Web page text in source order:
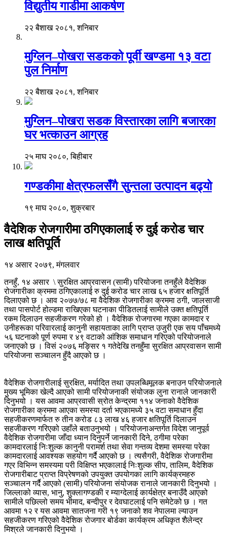
विद्युतीय गाडीमा आकर्षण
२२ बैशाख २०८१, शनिबार
मुग्लिन–पोखरा सडकको पूर्वी खण्डमा १३ वटा
पुल निर्माण
२२ बैशाख २०८१, शनिबार
मुग्लिन–पोखरा सडक विस्तारका लागि बजारका
घर भत्काउन आग्रह
२५ माघ २०८०, बिहीबार
गण्डकीमा क्षेत्रफलसँगै सुन्तला उत्पादन बढ्यो
१९ माघ २०८०, शुक्रबार
वैदेशिक रोजगारीमा ठगिएकालाई रु दुई करोड चार
लाख क्षतिपूर्ति
१४ असार २०७९, मंगलवार
तनहुँ, १४ असार \ सुरक्षित आप्रवासन (सामी) परियोजना तनहुँले वैदेशिक
रोजगारीका क्रममा ठगिएकालाई रु दुई करोड चार लाख ६५ हजार क्षतिपूर्ति
दिलाएको छ । आव २०७७/७८ मा वैदेशिक रोजगारीका क्रममा ठगी, जालसाजी
तथा पासपोर्ट होल्डमा राखिएका घटनाका पीडितलाई सामीले उक्त क्षतिपूर्ति
रकम दिलाउन सहजीकरण गरेको हो । वैदेशिक रोजगारमा गएका कामदार र
उनीहरूका परिवारलाई कानुनी सहायताका लागि प्राप्त उजुरी एक सय पाँचमध्ये
५६ घटनाको पूर्ण रुपमा र ४९ वटाको आंशिक समाधान गरिएको परियोजनाले
जनाएको छ । विसं २०७६ मङ्सिर १ गतेदेखि तनहुँमा सुरक्षित आप्रवासन सामी
परियोजना सञ्चालन हुँदै आएको छ ।
वैदेशिक रोजगारीलाई सुरक्षित, मर्यादित तथा उपलब्धिमूलक बनाउन परियोजनाले
मुख्य भूमिका खेल्दै आएको सामी परियोजनाकी संयोजक लुना रानाले जानकारी
दिनुभयो । यस आवमा आप्रवासी स्रोत केन्द्रमा ११४ जनाको वैदेशिक
रोजगारीका क्रममा आएका समस्या दर्ता भएकामध्ये ३५ वटा समाधान हुँदा
सहजीकरणमार्फत रु तीन करोड ८३ लाख ४६ हजार क्षतिपूर्ति दिलाउन
सहजीकरण गरिएको उहाँले बताउनुभयो । परियोजनाअन्तर्गत विदेश जानुपूर्व
वैदेशिक रोजगारीमा जाँदा ध्यान दिनुपर्ने जानकारी दिने, ठगीमा परेका
कामदारलाई निःशुल्क कानुनी परामर्श तथा सेवा गन्तव्य देशमा समस्या परेका
कामदारलाई आवश्यक सहयोग गर्दै आएको छ । त्यसैगरी, वैदेशिक रोजगारीमा
गएर विभिन्न समस्यमा परी विक्षिप्त भएकालाई निःशुल्क सीप, तालिम, वैदेशिक
रोजगारीबाट प्राप्त विप्रेषणको उपयुक्त उपयोगका लागि कार्यक्रमहरु
सञ्चालन गर्दै आएको (सामी) परियोजना संयोजक रानाले जानकारी दिनुभयो ।
जिल्लाको व्यास, भानु, शुक्लागण्डकी र म्याग्देलाई कार्यक्षेत्र बनाउँदै आएको
सामीले पछिल्लो समय भीमाद, बन्दीपुर र देवघाटलाई पनि समेटेको छ । गत
आवमा १२ र यस आवमा सातजना गरी १९ जनाको शव नेपालमा ल्याउन
सहजीकरण गरिएको वैदेशिक रोजगार बोर्डका कार्यक्रम अधिकृत शैलेन्द्र
मिश्रले जानकारी दिनुभयो ।